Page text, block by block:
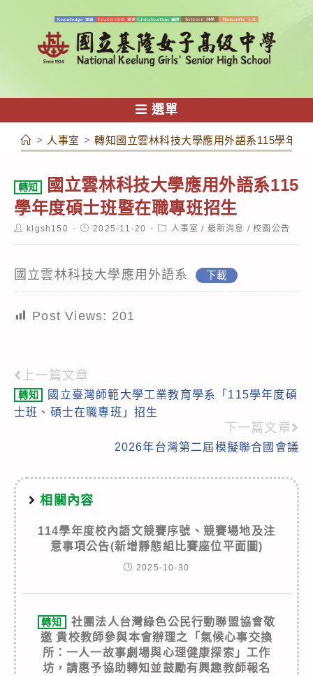
容
選單
> 人事室 > 轉知國立雲林科技大學應用外語系115學年度
轉知
國立雲林科技大學應用外語系115
學年度碩士班暨在職專班招生
Postklgsh150
Post2025-11-20
Post人事室 / 最新消息 / 校園公告
國立雲林科技大學應用外語系 下載
Post Views: 201
Read
more
上一篇文章
轉知
國立臺灣師範大學工業教育學系「115學年度碩
士班、碩士在職專班」招生
下一篇文章
2026年台灣第二屆模擬聯合國會議
相關內容
114學年度校內語文競賽序號、競賽場地及注
意事項公告(新增靜態組比賽座位平面圖)
2025-10-30
轉知
社團法人台灣綠色公民行動聯盟協會敬
邀 貴校教師參與本會辦理之「氣候心事交換
所：一人一故事劇場與心理健康探索」工作
坊，請惠予協助轉知並鼓勵有興趣教師報名